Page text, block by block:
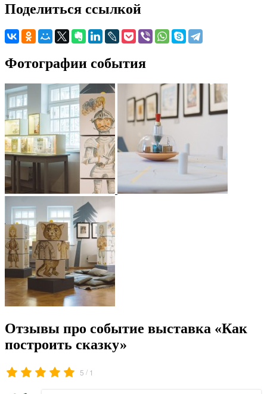
Поделиться ссылкой
Фотографии события
Отзывы про событие выставка «Как
построить сказку»
5 / 1